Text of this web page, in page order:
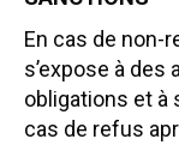
En cas de non-
s’expose à des
obligations et à
cas de refus